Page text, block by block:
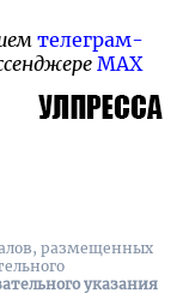
телеграм-
MAX
размещенных
указания